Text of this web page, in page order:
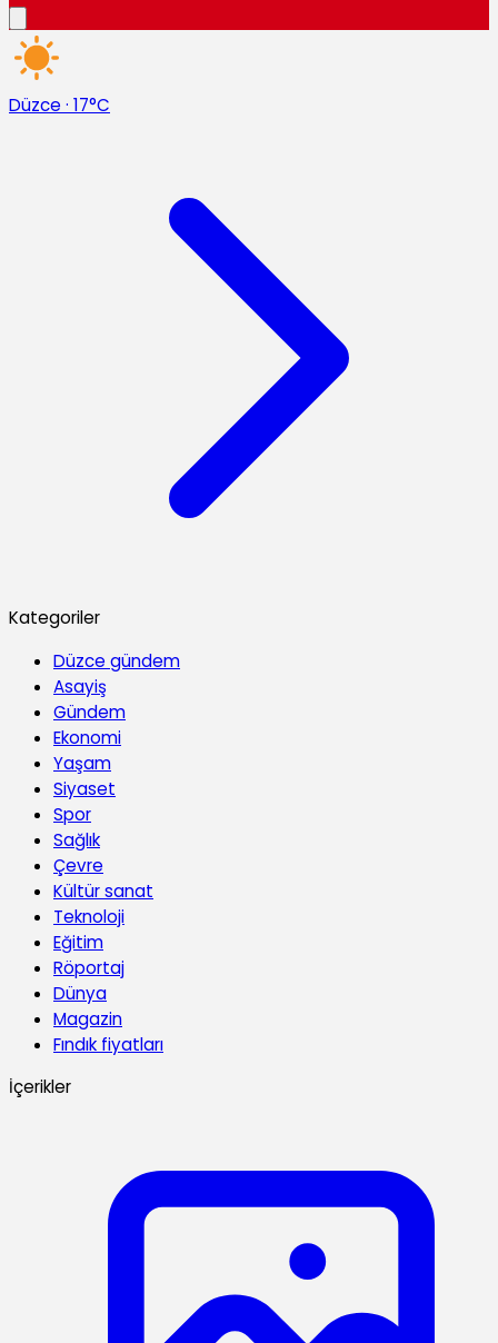
Düzce · 17°C
Kategoriler
Düzce gündem
Asayiş
Gündem
Ekonomi
Yaşam
Siyaset
Spor
Sağlık
Çevre
Kültür sanat
Teknoloji
Eğitim
Röportaj
Dünya
Magazin
Fındık fiyatları
İçerikler